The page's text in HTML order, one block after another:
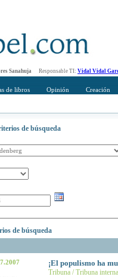
Sanahuja Responsable TI: Vidal Vidal
de libros Opinión Creación
de búsqueda
de búsqueda
¡El populismo ha
Tribuna / Tribuna